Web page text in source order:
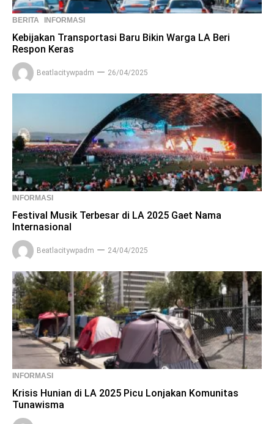
BERITA INFORMASI
Kebijakan Transportasi Baru Bikin Warga LA Beri
Respon Keras
Beatlacitywpadm 26/04/2025
INFORMASI
Festival Musik Terbesar di LA 2025 Gaet Nama
Internasional
Beatlacitywpadm 24/04/2025
INFORMASI
Krisis Hunian di LA 2025 Picu Lonjakan Komunitas
Tunawisma